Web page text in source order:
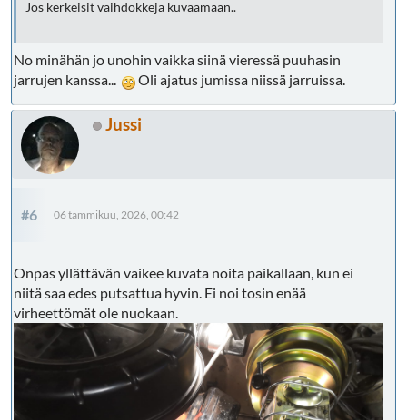
Jos kerkeisit vaihdokkeja kuvaamaan..
No minähän jo unohin vaikka siinä vieressä puuhasin
jarrujen kanssa...
Oli ajatus jumissa niissä jarruissa.
Jussi
#6 06 tammikuu, 2026, 00:42
Onpas yllättävän vaikee kuvata noita paikallaan, kun ei
niitä saa edes putsattua hyvin. Ei noi tosin enää
virheettömät ole nuokaan.